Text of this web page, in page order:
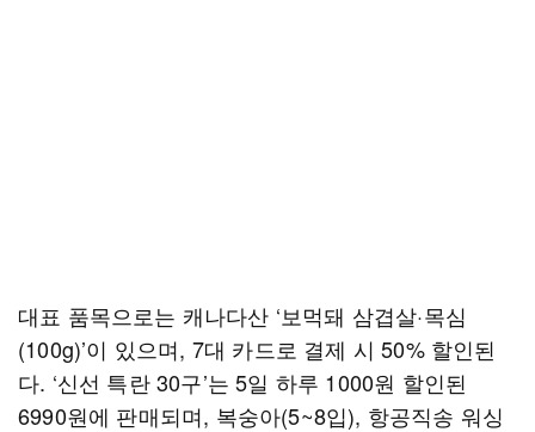
대표 품목으로는 캐나다산 ‘보먹돼 삼겹살·목심
(100g)’이 있으며, 7대 카드로 결제 시 50% 할인된
다. ‘신선 특란 30구’는 5일 하루 1000원 할인된
6990원에 판매되며, 복숭아(5~8입), 항공직송 워싱